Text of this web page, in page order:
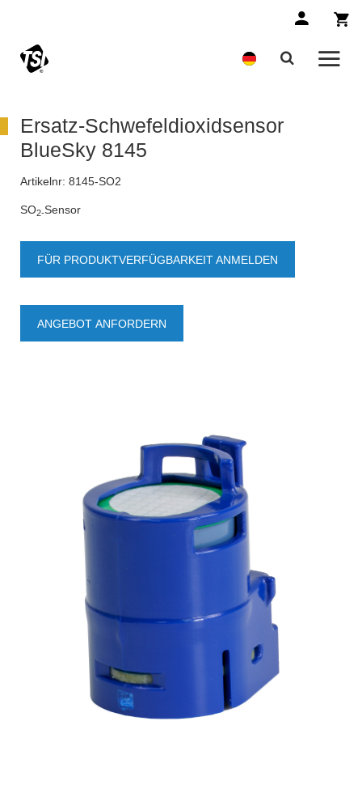
Ersatz-Schwefeldioxidsensor
BlueSky 8145
Artikelnr: 8145-SO2
SO2-Sensor
FÜR PRODUKTVERFÜGBARKEIT ANMELDEN
ANGEBOT ANFORDERN